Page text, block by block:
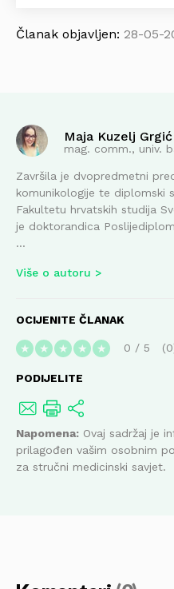
Članak objavljen: 28-05-
Maja Kuzelj Grgić
mag. comm., univ.
Završila je dvopredmetni
komunikologije te diplomski
Fakultetu hrvatskih studija
je doktorandica
...
Više o autoru
OCIJENITE ČLANAK
★ ★ ★ ★ ★ 0 / 5 0
PODIJELITE
Napomena: Ovaj sadržaj je
prilagođen vašim osobnim
za stručni medicinski savjet.